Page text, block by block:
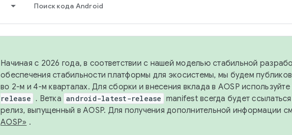
Поиск кода Android
Начиная с 2026 года, в соответствии с нашей моделью стабильной
обеспечения стабильности платформы для экосистемы, мы будем
во 2-м и 4-м кварталах. Для сборки и внесения вклада в AOSP используйте
release . Ветка android-latest-release manifest всегда будет
релиз, выпущенный в AOSP. Для получения дополнительной информации
AOSP» .